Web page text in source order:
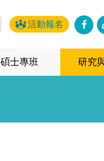
活動報名
碩士專班 研究